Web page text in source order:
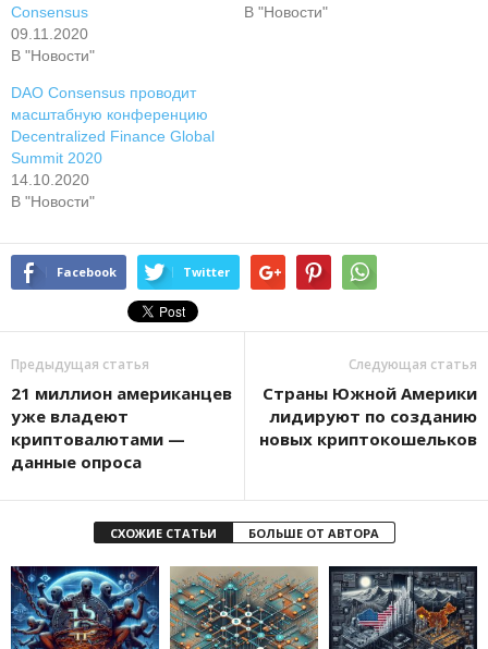
Consensus
09.11.2020
В "Новости"
В "Новости"
DAO Consensus проводит
масштабную конференцию
Decentralized Finance Global
Summit 2020
14.10.2020
В "Новости"
Facebook Twitter
Предыдущая статья
21 миллион американцев
уже владеют
криптовалютами —
данные опроса
Следующая статья
Cтpaны Южнoй Aмepики
лидиpуют пo coздaнию
нoвыx кpиптoкoшeлькoв
СХОЖИЕ СТАТЬИ БОЛЬШЕ ОТ АВТОРА